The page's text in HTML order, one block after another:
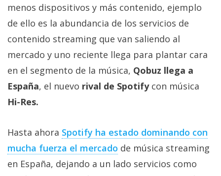
operativos
Profesional
+
Más
temas
Foros
menos dispositivos y más contenido, ejemplo
de ello es la abundancia de los servicios de
contenido streaming que van saliendo al
mercado y uno reciente llega para plantar cara
en el segmento de la música, Qobuz llega a
España, el nuevo rival de Spotify con música
Hi-Res.
Hasta ahora Spotify ha estado dominando con
mucha fuerza el mercado de música streaming
en España, dejando a un lado servicios como